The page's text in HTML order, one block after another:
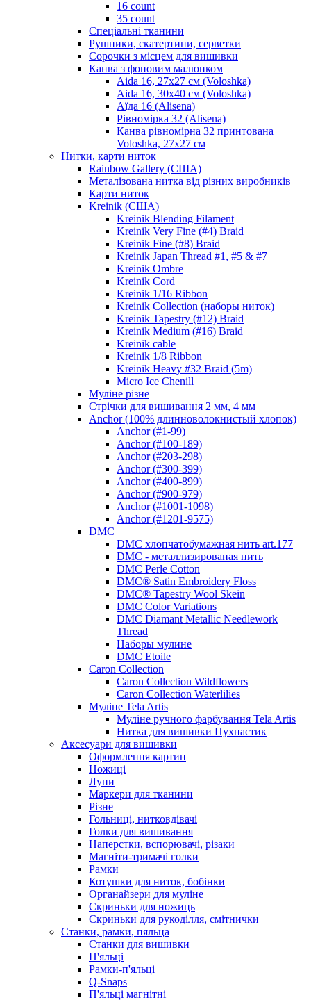
16 count
35 count
Спеціальні тканини
Рушники, скатертини, серветки
Сорочки з місцем для вишивки
Канва з фоновим малюнком
Aida 16, 27х27 см (Voloshka)
Aida 16, 30х40 см (Voloshka)
Аїда 16 (Alisena)
Рівномірка 32 (Alisena)
Канва рівномірна 32 принтована
Voloshka, 27х27 см
Нитки, карти ниток
Rainbow Gallery (США)
Металізована нитка від різних виробників
Карти ниток
Kreinik (США)
Kreinik Blending Filament
Kreinik Very Fine (#4) Braid
Kreinik Fine (#8) Braid
Kreinik Japan Thread #1, #5 & #7
Kreinik Ombre
Kreinik Cord
Kreinik 1/16 Ribbon
Kreinik Collection (наборы ниток)
Kreinik Tapestry (#12) Braid
Kreinik Medium (#16) Braid
Kreinik cable
Kreinik 1/8 Ribbon
Kreinik Heavy #32 Braid (5m)
Micro Ice Chenill
Муліне різне
Стрічки для вишивання 2 мм, 4 мм
Anchor (100% длинноволокнистый хлопок)
Anchor (#1-99)
Anchor (#100-189)
Anchor (#203-298)
Anchor (#300-399)
Anchor (#400-899)
Anchor (#900-979)
Anchor (#1001-1098)
Anchor (#1201-9575)
DMC
DMC хлопчатобумажная нить art.177
DMC - металлизированая нить
DMC Perle Cotton
DMC® Satin Embroidery Floss
DMC® Tapestry Wool Skein
DMC Color Variations
DMC Diamant Metallic Needlework
Thread
Наборы мулине
DMC Etoile
Caron Collection
Caron Collection Wildflowers
Caron Collection Waterlilies
Муліне Tela Artis
Муліне ручного фарбування Tela Artis
Нитка для вишивки Пухнастик
Аксесуари для вишивки
Оформлення картин
Ножиці
Лупи
Маркери для тканини
Різне
Гольниці, нитковдівачі
Голки для вишивання
Наперстки, вспорювачі, різаки
Магніти-тримачі голки
Рамки
Котушки для ниток, бобінки
Органайзери для муліне
Скриньки для ножиць
Скриньки для рукоділля, смітнички
Станки, рамки, пяльца
Станки для вишивки
П'яльці
Рамки-п'яльці
Q-Snaps
П'яльці магнітні